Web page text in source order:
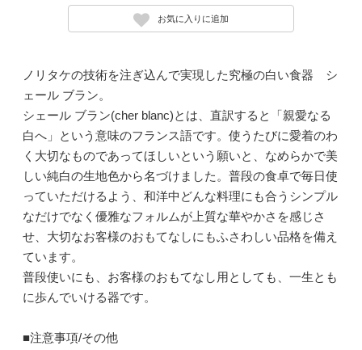
お気に入りに追加
ノリタケの技術を注ぎ込んで実現した究極の白い食器 シ
ェール ブラン。
シェール ブラン(cher blanc)とは、直訳すると「親愛なる
白へ」という意味のフランス語です。使うたびに愛着のわ
く大切なものであってほしいという願いと、なめらかで美
しい純白の生地色から名づけました。普段の食卓で毎日使
っていただけるよう、和洋中どんな料理にも合うシンプル
なだけでなく優雅なフォルムが上質な華やかさを感じさ
せ、大切なお客様のおもてなしにもふさわしい品格を備え
ています。
普段使いにも、お客様のおもてなし用としても、一生とも
に歩んでいける器です。
■注意事項/その他